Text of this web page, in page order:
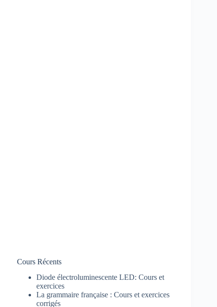
Cours Récents
Diode électroluminescente LED: Cours et
exercices
La grammaire française : Cours et exercices
corrigés